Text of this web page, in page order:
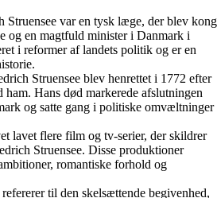
Struensee var en tysk læge, der blev kong
og en magtfuld minister i Danmark i
i reformer af landets politik og er en
Struensee blev henrettet i 1772 efter
Hans død markerede afslutningen
og satte gang i politiske omvæltninger
lavet flere film og tv-serier, der skildrer
Struensee. Disse produktioner
romantiske forhold og
refererer til den skelsættende begivenhed,